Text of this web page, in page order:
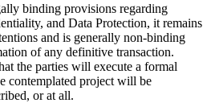
binding provisions regarding
and Data Protection, it remains
and is generally non-binding
of any definitive transaction.
the parties will execute a formal
contemplated project will be
or at all.